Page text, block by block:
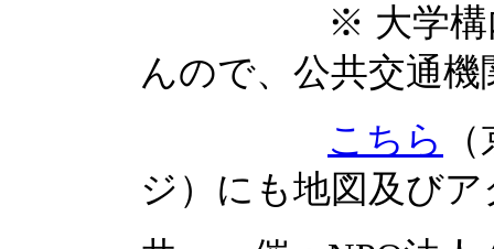
※ 大学構内に
んので、公共交通
こちら
ジ）にも地図及び